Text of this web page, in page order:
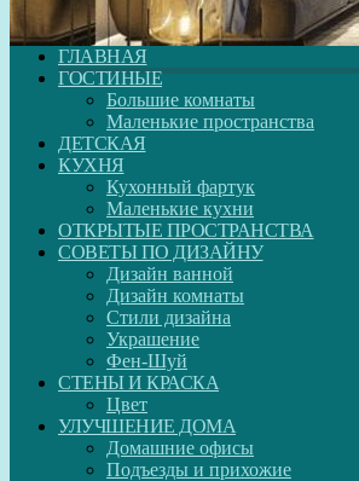
ГЛАВНАЯ
ГОСТИНЫЕ
Большие комнаты
Маленькие пространства
ДЕТСКАЯ
КУХНЯ
Кухонный фартук
Маленькие кухни
ОТКРЫТЫЕ ПРОСТРАНСТВА
СОВЕТЫ ПО ДИЗАЙНУ
Дизайн ванной
Дизайн комнаты
Стили дизайна
Украшение
Фен-Шуй
СТЕНЫ И КРАСКА
Цвет
УЛУЧШЕНИЕ ДОМА
Домашние офисы
Подъезды и прихожие